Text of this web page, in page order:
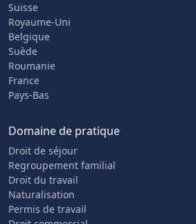
Suisse
Royaume-Uni
Belgique
Suède
Roumanie
France
Pays-Bas
Domaine de pratique
Droit de séjour
Regroupement familial
Droit du travail
Naturalisation
Permis de travail